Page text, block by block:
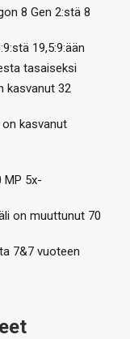
8 Gen 2:stä 8
19,5:9:ään
tasaiseksi
kasvanut 32
kasvanut
MP 5x-
on muuttunut 70
7&7 vuoteen